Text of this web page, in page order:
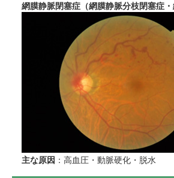
網膜静脈閉塞症（網膜静脈分枝閉塞症・
主な原因 ：高血圧・動脈硬化・脱水